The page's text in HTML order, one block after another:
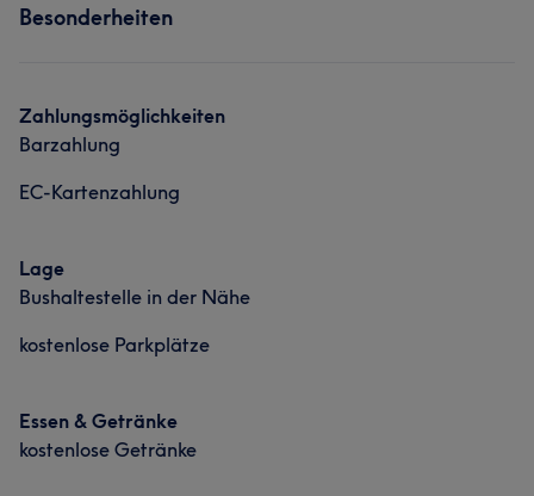
Portfolio
Portfolio
Besonderheiten
Zahlungsmöglichkeiten
Barzahlung
EC-Kartenzahlung
Lage
Bushaltestelle in der Nähe
kostenlose Parkplätze
Essen & Getränke
kostenlose Getränke